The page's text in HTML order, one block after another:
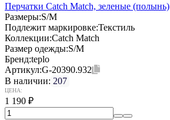
Перчатки Catch Match, зеленые (полынь)
Размеры:S/M
Подлежит маркировке:Текстиль
Коллекции:Catch Match
Размер одежды:S/M
Бренд:teplo
Артикул:G-20390.932
В наличии: 207
ЦЕНА:
1 190 ₽